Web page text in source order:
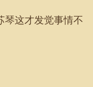
琴这才发觉事情不